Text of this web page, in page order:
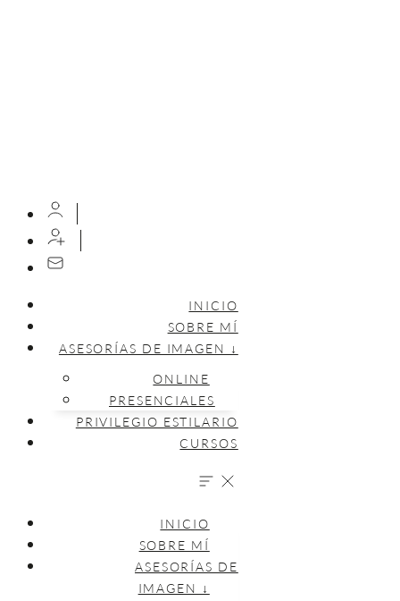
INICIO
SOBRE MÍ
ASESORÍAS DE IMAGEN ↓
ONLINE
PRESENCIALES
PRIVILEGIO ESTILARIO
CURSOS
INICIO
SOBRE MÍ
ASESORÍAS DE
IMAGEN ↓